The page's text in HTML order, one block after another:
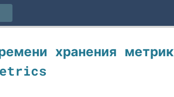
хранения метрик